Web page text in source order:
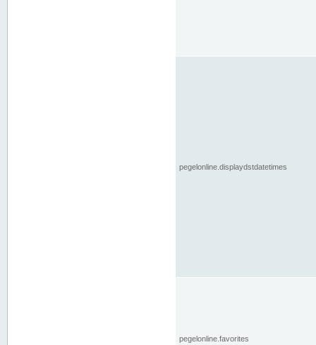
pegelonline.displaydstdatetimes
pegelonline.favorites